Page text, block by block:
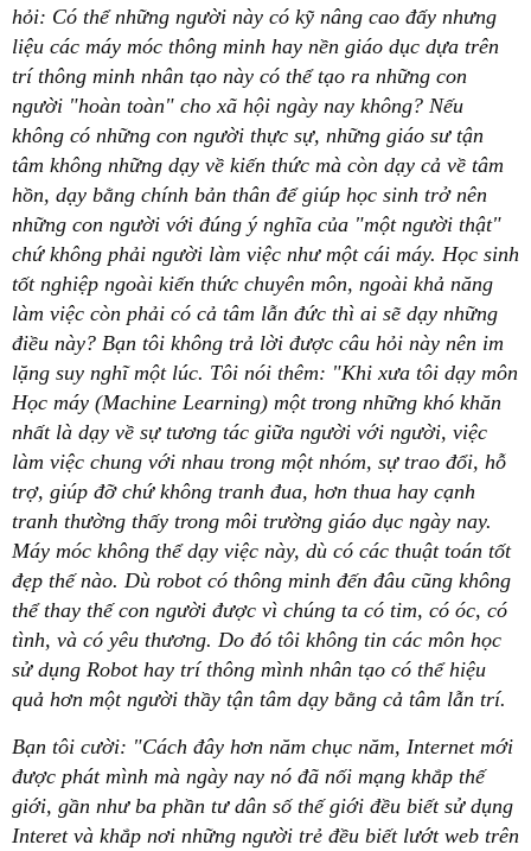
hỏi: Có thể những người này có kỹ nâng cao đấy nhưng
liệu các máy móc thông minh hay nền giáo dục dựa trên
trí thông minh nhân tạo này có thể tạo ra những con
người "hoàn toàn" cho xã hội ngày nay không? Nếu
không có những con người thực sự, những giáo sư tận
tâm không những dạy về kiến thức mà còn dạy cả về tâm
hồn, dạy bằng chính bản thân để giúp học sinh trở nên
những con người với đúng ý nghĩa của "một người thật"
chứ không phải người làm việc như một cái máy. Học sinh
tốt nghiệp ngoài kiến thức chuyên môn, ngoài khả năng
làm việc còn phải có cả tâm lẫn đức thì ai sẽ dạy những
điều này? Bạn tôi không trả lời được câu hỏi này nên im
lặng suy nghĩ một lúc. Tôi nói thêm: "Khi xưa tôi dạy môn
Học máy (Machine Learning) một trong những khó khăn
nhất là dạy về sự tương tác giữa người với người, việc
làm việc chung với nhau trong một nhóm, sự trao đổi, hỗ
trợ, giúp đỡ chứ không tranh đua, hơn thua hay cạnh
tranh thường thấy trong môi trường giáo dục ngày nay.
Máy móc không thể dạy việc này, dù có các thuật toán tốt
đẹp thế nào. Dù robot có thông minh đến đâu cũng không
thể thay thế con người được vì chúng ta có tim, có óc, có
tình, và có yêu thương. Do đó tôi không tin các môn học
sử dụng Robot hay trí thông mình nhân tạo có thể hiệu
quả hơn một người thầy tận tâm dạy bằng cả tâm lẫn trí.
Bạn tôi cười: "Cách đây hơn năm chục năm, Internet mới
được phát mình mà ngày nay nó đã nối mạng khắp thế
giới, gần như ba phần tư dân số thế giới đều biết sử dụng
Interet và khắp nơi những người trẻ đều biết lướt web trên